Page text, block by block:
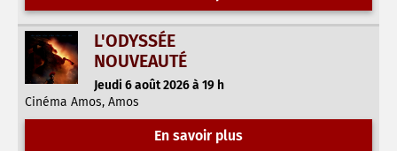
L'ODYSSÉE
NOUVEAUTÉ
Jeudi 6 août 2026 à 19 h
Cinéma Amos, Amos
En savoir plus